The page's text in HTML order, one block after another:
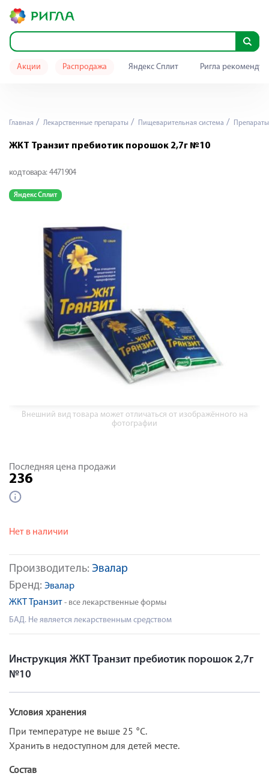
Акции Распродажа Яндекс Сплит Ригла
Главная Лекарственные препараты Пищеварительная система
ЖКТ Транзит пребиотик порошок 2,7г №10
код товара: 4471904
Яндекс Сплит
Внешний вид товара может отличаться от изображённого на
фотографии
Производитель: Эвалар
Бренд: Эвалар
ЖКТ Транзит - все лекарственные формы
БАД. Не является лекарственным средством
Последняя цена продажи
236
Нет в наличии
Инструкция ЖКТ Транзит пребиотик порошок 2,7г
№10
Условия хранения
При температуре не выше 25 °C.
Хранить в недоступном для детей месте.
Состав